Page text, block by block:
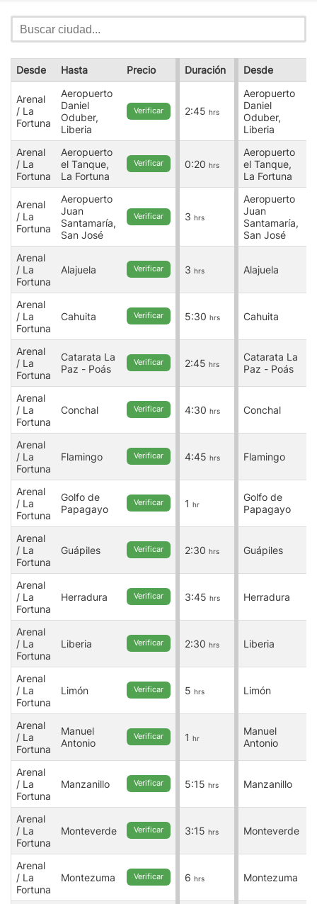
Desde Hasta Precio Duración Desde
Arenal
/ La
Fortuna
Aeropuerto
Daniel
Oduber,
Liberia
Verificar 2:45 hrs
Aeropuerto
Daniel
Oduber,
Liberia
Arenal
/ La
Fortuna
Aeropuerto
el Tanque,
La Fortuna
Verificar 0:20 hrs
Aeropuerto
el Tanque,
La Fortuna
Arenal
/ La
Fortuna
Aeropuerto
Juan
Santamaría,
San José
Verificar 3 hrs
Aeropuerto
Juan
Santamaría,
San José
Arenal
/ La
Fortuna
Alajuela Verificar 3 hrs Alajuela
Arenal
/ La
Fortuna
Cahuita Verificar 5:30 hrs Cahuita
Arenal
/ La
Fortuna
Catarata La
Paz - Poás
Verificar 2:45 hrs
Catarata La
Paz - Poás
Arenal
/ La
Fortuna
Conchal Verificar 4:30 hrs Conchal
Arenal
/ La
Fortuna
Flamingo Verificar 4:45 hrs Flamingo
Arenal
/ La
Fortuna
Golfo de
Papagayo
Verificar 1 hr
Golfo de
Papagayo
Arenal
/ La
Fortuna
Guápiles Verificar 2:30 hrs Guápiles
Arenal
/ La
Fortuna
Herradura Verificar 3:45 hrs Herradura
Arenal
/ La
Fortuna
Liberia Verificar 2:30 hrs Liberia
Arenal
/ La
Fortuna
Limón Verificar 5 hrs Limón
Arenal
/ La
Fortuna
Manuel
Antonio
Verificar 1 hr
Manuel
Antonio
Arenal
/ La
Fortuna
Manzanillo Verificar 5:15 hrs Manzanillo
Arenal
/ La
Fortuna
Monteverde Verificar 3:15 hrs Monteverde
Arenal
/ La
Fortuna
Montezuma Verificar 6 hrs Montezuma